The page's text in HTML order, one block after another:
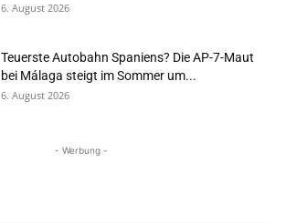
6. August 2026
Teuerste Autobahn Spaniens? Die AP-7-Maut
bei Málaga steigt im Sommer um...
6. August 2026
- Werbung -